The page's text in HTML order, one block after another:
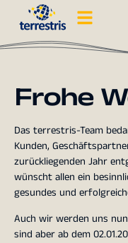
Frohe
Das terrestris-Team
Kunden,
zurückliegenden Jahr
wünscht allen ein
gesundes und
Auch wir werden uns
sind aber ab dem